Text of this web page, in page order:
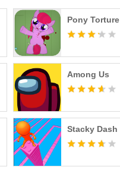
Pony Torture
Among Us
Stacky Dash